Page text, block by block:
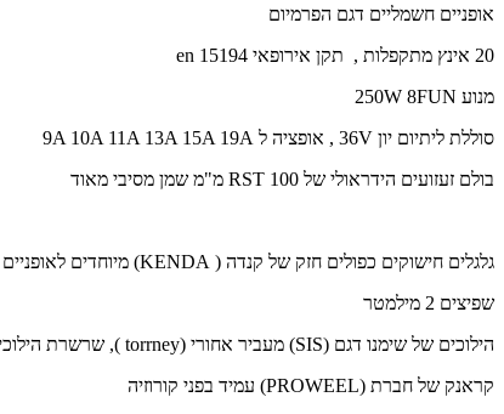
אופניים חשמליים דגם הפרמיום
20 אינץ מתקפלות , תקן אירופאי en 15194
מנוע 250W 8FUN
סוללת ליתיום יון 36V , אופציה ל 9A 10A 11A 13A 15A 19A
בולם זעזועים הידראולי של RST 100 מ"מ שמן מסיבי מאוד
גלגלים חישוקים כפולים חזק של קנדה ( KENDA) מיוחדים לאופניים חשמליים , צמיגים של SCHWALBE BIG APPLE .
שפיצים 2 מילמטר
הילוכים של שימנו דגם (SIS) מעביר אחורי (torrney ), שרשרת הילוכים (K.M.C) פלדה מגולבנת חזקה במיוחד
קראנק של חברת (PROWEEL) עמיד בפני קורוזיה